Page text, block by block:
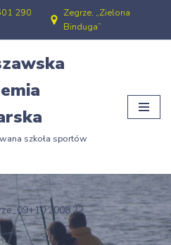
290
Zegrze, „Zielona
Binduga”
szkoła sportów